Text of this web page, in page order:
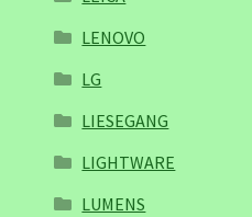
LENOVO
LG
LIESEGANG
LIGHTWARE
LUMENS